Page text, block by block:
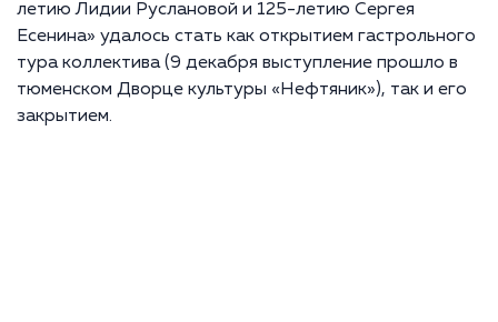
летию Лидии Руслановой и 125-летию Сергея
Есенина» удалось стать как открытием гастрольного
тура коллектива (9 декабря выступление прошло в
тюменском Дворце культуры «Нефтяник»), так и его
закрытием.